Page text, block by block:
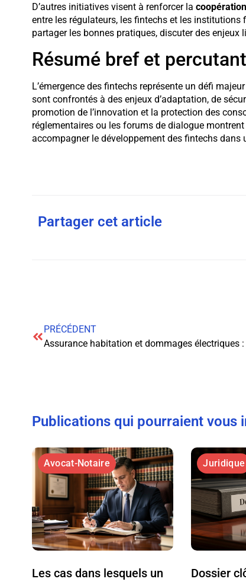
D’autres initiatives visent à renforcer la coopération
entre les régulateurs, les fintechs et les
partager les bonnes pratiques, discuter des
Résumé bref et percutant
L’émergence des fintechs représente un défi
sont confrontés à des enjeux d’adaptation, de
promotion de l’innovation et la protection des
réglementaires ou les forums de dialogue
accompagner le développement des fintechs dans
Partager cet article
PRÉCÉDENT
Publications qui pourraient vous
Avocat-Notaire
Les cas dans lesquels un
Juridique
Dossier